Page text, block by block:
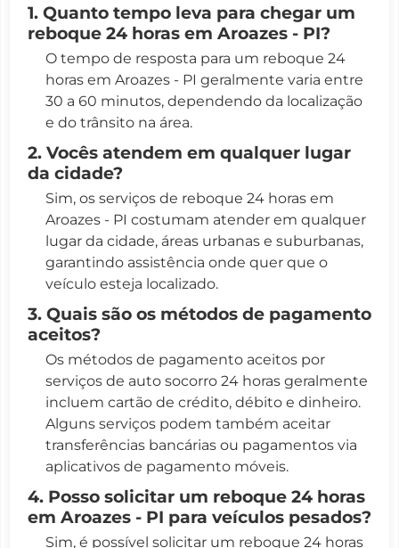
1. Quanto tempo leva para chegar um
reboque 24 horas em Aroazes - PI?
O tempo de resposta para um reboque 24
horas em Aroazes - PI geralmente varia entre
30 a 60 minutos, dependendo da localização
e do trânsito na área.
2. Vocês atendem em qualquer lugar
da cidade?
Sim, os serviços de reboque 24 horas em
Aroazes - PI costumam atender em qualquer
lugar da cidade, áreas urbanas e suburbanas,
garantindo assistência onde quer que o
veículo esteja localizado.
3. Quais são os métodos de pagamento
aceitos?
Os métodos de pagamento aceitos por
serviços de auto socorro 24 horas geralmente
incluem cartão de crédito, débito e dinheiro.
Alguns serviços podem também aceitar
transferências bancárias ou pagamentos via
aplicativos de pagamento móveis.
4. Posso solicitar um reboque 24 horas
em Aroazes - PI para veículos pesados?
Sim, é possível solicitar um reboque 24 horas